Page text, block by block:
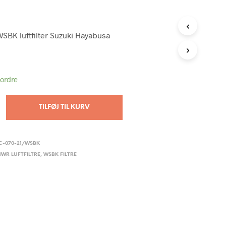
luftfilter Suzuki Hayabusa
TILFØJ TIL KURV
070-21/WSBK
LUFTFILTRE,WSBK FILTRE